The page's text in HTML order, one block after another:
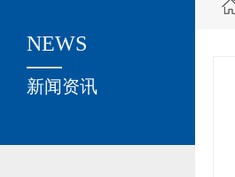
关于我们
新闻资讯
NEWS